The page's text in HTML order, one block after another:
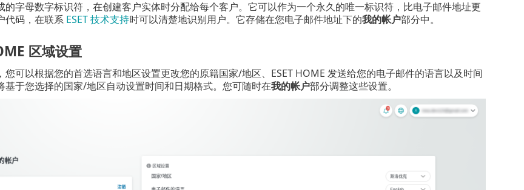
的字母数字标识符，在创建客户实体时分配给每个客户。它可以作为一个永久的唯一标识符，比电子邮件地址更
代码，在联系 ESET 技术支持时可以清楚地识别用户。它存储在您电子邮件地址下的我的帐户部分中。
区域设置
您可以根据您的首选语言和地区设置更改您的原籍国家/地区、ESET HOME 发送给您的电子邮件的语言以及时间
基于您选择的国家/地区自动设置时间和日期格式。您可随时在我的帐户部分调整这些设置。